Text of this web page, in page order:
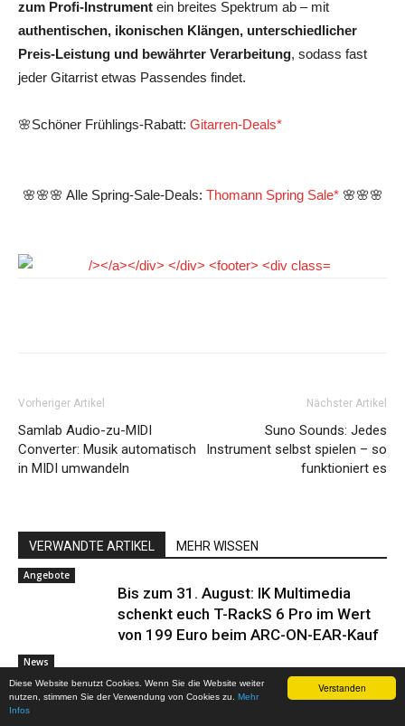
Verstanden
Diese Website benutzt Cookies. Wenn Sie die Website weiter
nutzen, stimmen Sie der Verwendung von Cookies zu. Mehr
Infos
zum Profi‑Instrument ein breites Spektrum ab – mit
authentischen, ikonischen Klängen, unterschiedlicher
Preis‑Leistung und bewährter Verarbeitung, sodass fast
jeder Gitarrist etwas Passendes findet.
🌸Schöner Frühlings-Rabatt: Gitarren-Deals*
🌸🌸🌸 Alle Spring-Sale-Deals: Thomann Spring Sale*🌸🌸🌸
Vorheriger Artikel
Samlab Audio-zu-MIDI
Converter: Musik automatisch
in MIDI umwandeln
Nächster Artikel
Suno Sounds: Jedes
Instrument selbst spielen – so
funktioniert es
VERWANDTE ARTIKEL MEHR WISSEN
Angebote
Bis zum 31. August: IK Multimedia
schenkt euch T-RackS 6 Pro im Wert
von 199 Euro beim ARC-ON-EAR-Kauf
News
GEMA gewinnt gegen Suno: Das Urteil
verändert die Zukunft der KI-Musik –